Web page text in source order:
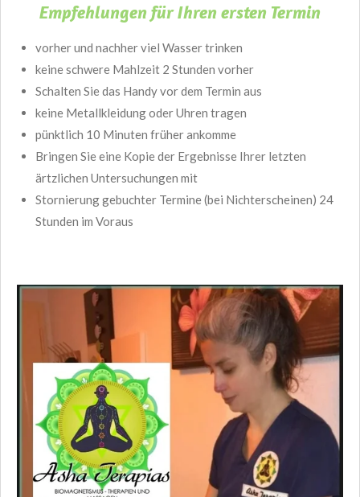
Empfehlungen für Ihren ersten Termin
vorher und nachher viel Wasser trinken
keine schwere Mahlzeit 2 Stunden vorher
Schalten Sie das Handy vor dem Termin aus
keine Metallkleidung oder Uhren tragen
pünktlich 10 Minuten früher ankomme
Bringen Sie eine Kopie der Ergebnisse Ihrer letzten
ärtzlichen Untersuchungen mit
Stornierung gebuchter Termine (bei Nichterscheinen) 24
Stunden im Voraus